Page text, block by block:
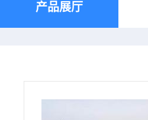
产品展厅